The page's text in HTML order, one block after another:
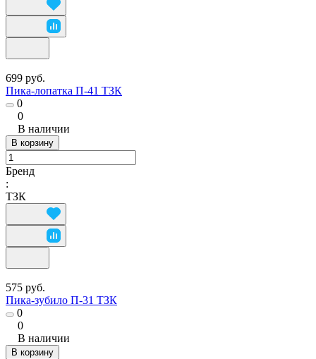
699 руб.
Пика-лопатка П-41 ТЗК
0
0
В наличии
В корзину
Бренд
:
ТЗК
575 руб.
Пика-зубило П-31 ТЗК
0
0
В наличии
В корзину